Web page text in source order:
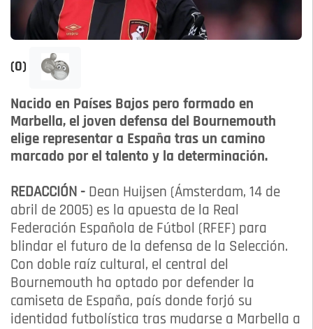
(0)
Nacido en Países Bajos pero formado en
Marbella, el joven defensa del Bournemouth
elige representar a España tras un camino
marcado por el talento y la determinación.
REDACCIÓN - Dean Huijsen (Ámsterdam, 14 de
abril de 2005) es la apuesta de la Real
Federación Española de Fútbol (RFEF) para
blindar el futuro de la defensa de la Selección.
Con doble raíz cultural, el central del
Bournemouth ha optado por defender la
camiseta de España, país donde forjó su
identidad futbolística tras mudarse a Marbella a